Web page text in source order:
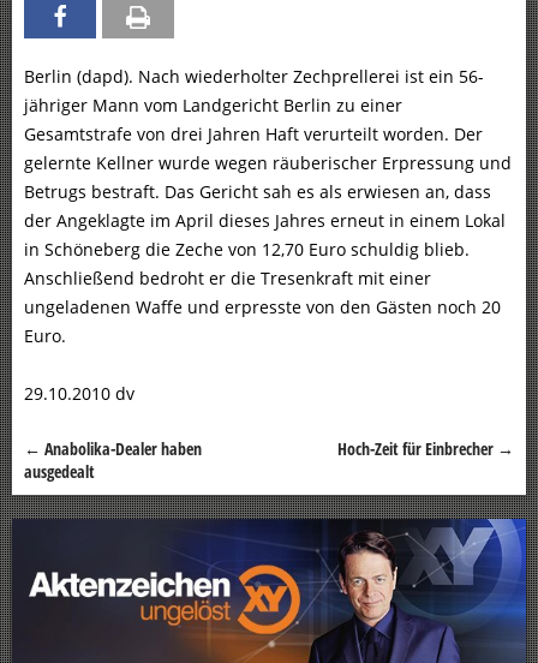
Berlin (dapd). Nach wiederholter Zechprellerei ist ein 56-
jähriger Mann vom Landgericht Berlin zu einer
Gesamtstrafe von drei Jahren Haft verurteilt worden. Der
gelernte Kellner wurde wegen räuberischer Erpressung und
Betrugs bestraft. Das Gericht sah es als erwiesen an, dass
der Angeklagte im April dieses Jahres erneut in einem Lokal
in Schöneberg die Zeche von 12,70 Euro schuldig blieb.
Anschließend bedroht er die Tresenkraft mit einer
ungeladenen Waffe und erpresste von den Gästen noch 20
Euro.
29.10.2010 dv
Beitragsnavigation
← Anabolika-Dealer haben
ausgedealt
Hoch-Zeit für Einbrecher →